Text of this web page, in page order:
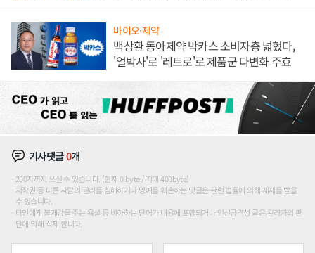
바이오·제약
백상환 동아제약 박카스 소비자층 넓혔다,
'얼박사'로 '레트로'로 제품군 다변화 주효
기사댓글0개
200자까지 쓰실 수 있습니다. (현재 0 byte / 최대 400byte)
저작권 등 다른 사람의 권리를 침해하거나 명예를 훼손하는 댓글은 관련 법률에 의해 제재를 받을
수 있습니다.
타인에게 불쾌감을 주는 욕설 등 비하하는 단어가 내용에 포함되거나 인신공격성 글은 관리자의 판
단에 의해 삭제 합니다.